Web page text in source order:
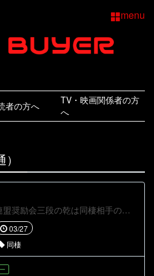
menu
者の方へ
TV・映画関係者の方
へ
３０歳を目前にする将棋連盟奨励会三段の乾は同棲相手の優子の父に、それとは知らずに対局指導をするが....
03/27
同棲